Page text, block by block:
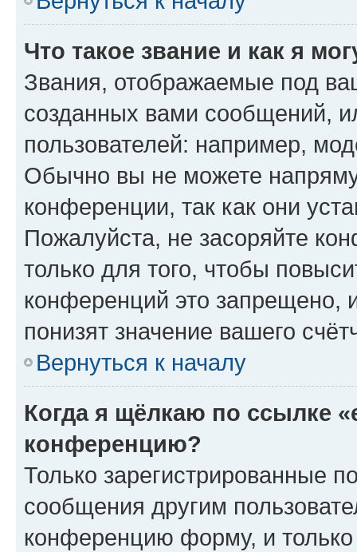
Что такое звание и как я
Звания, отображаемые под
созданных вами сообщений,
пользователей: например,
Обычно вы не можете
конференции, так как они
Пожалуйста, не засоряйте
только для того, чтобы
конференций это запрещено,
понизят значение вашего
Вернуться к началу
Когда я щёлкаю по ссылке
конференцию?
Только зарегистрированные
сообщения другим
конференцию форму, и